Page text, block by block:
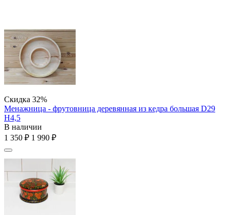
Скидка 32%
Менажница - фрутовница деревянная из кедра большая D29
H4,5
В наличии
1 350 ₽ 1 990 ₽